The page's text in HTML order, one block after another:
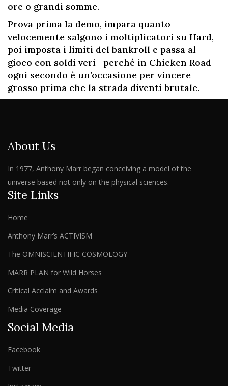
ore o grandi somme.
Prova prima la demo, impara quanto
velocemente salgono i moltiplicatori su Hard,
poi imposta i limiti del bankroll e passa al
gioco con soldi veri—perché in Chicken Road
ogni secondo è un’occasione per vincere
grosso prima che la strada diventi brutale.
About Us
In 1977, Anthony Marr began conceiving a model of the
universe based not only on the physical sciences.
Site Links
Home
Anthony Marr’s ACTIVISM
The OMNISCIENTIFIC COSMOLOGY
MARR PLAN for Wild Horses
Critical Acclaim and Awards
Media Coverage
Social Media
Facebook
Twitter